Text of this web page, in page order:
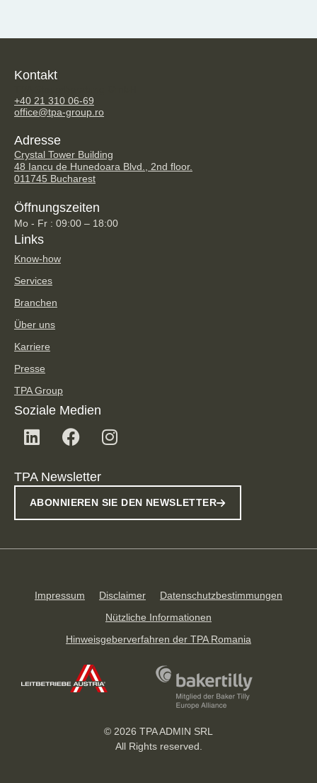
Kontakt
+40 21 310 06-69
office@tpa-group.ro
Adresse
Crystal Tower Building
48 Iancu de Hunedoara Blvd., 2nd floor.
011745 Bucharest
Öffnungszeiten
Mo - Fr : 09:00 – 18:00
Links
Know-how
Services
Branchen
Über uns
Karriere
Presse
TPA Group
Soziale Medien
TPA Newsletter
ABONNIEREN SIE DEN NEWSLETTER
Impressum Disclaimer
Datenschutzbestimmungen
Nützliche Informationen
Hinweisgeberverfahren der TPA Romania
© 2026 TPA ADMIN SRL
All Rights reserved.